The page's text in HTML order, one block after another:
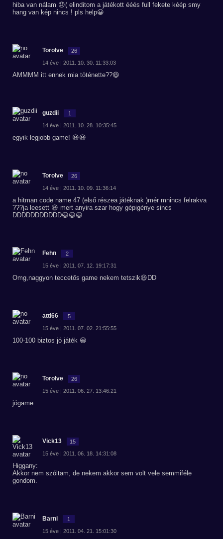
hiba van nálam 😞( elinditom a játékott ééés full fekete kéép smy
hang van kép nincs ! pls help😀
Torolve 26
14 éve | 2011. 10. 30. 11:33:03
AMMMM itt ennek mia töténette??😆
guzdii 1
14 éve | 2011. 10. 28. 10:35:45
egyik legjobb game! 😃😃
Torolve 26
14 éve | 2011. 10. 09. 11:36:14
a hitman code name 47 (első részea játéknak )mér mnincs felrakva
???ja leesett 😆 mert anyira szar hogy gépigénye sincs
DDDDDDDDDDD😃😃😃
Fehn 2
15 éve | 2011. 07. 12. 19:17:31
Omg,naggyon teccetős game nekem tetszik😃DD
atti66 5
15 éve | 2011. 07. 02. 21:55:55
100-100 biztos jó játék 😀
Torolve 26
15 éve | 2011. 06. 27. 13:46:21
jógame
Vick13 15
15 éve | 2011. 06. 18. 14:31:08
Higgany:
Akkor nem szóltam, de nekem akkor sem volt vele semmiféle
gondom.
Barni 1
15 éve | 2011. 04. 21. 15:01:30